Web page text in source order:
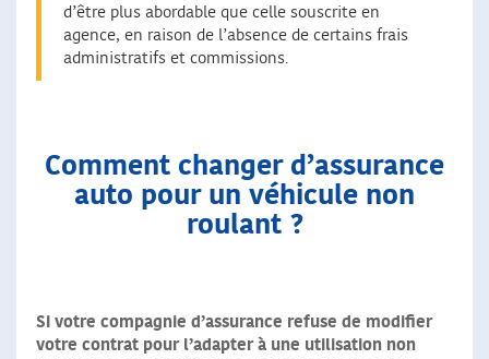
d’être plus abordable que celle souscrite en
agence, en raison de l’absence de certains frais
administratifs et commissions.
Comment changer d’assurance
auto pour un véhicule non
roulant ?
Si votre compagnie d’assurance refuse de modifier
votre contrat pour l’adapter à une utilisation non